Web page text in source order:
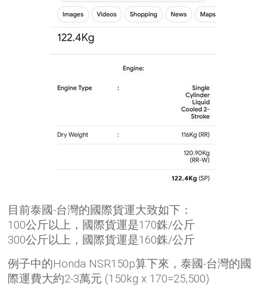
目前泰國-台灣的國際貨運大致如下：
100公斤以上，國際貨運是170銖/公斤
300公斤以上，國際貨運是160銖/公斤
例子中的Honda NSR150p算下來，泰國-台灣的國
際運費大約2-3萬元 (150kg x 170=25,500)